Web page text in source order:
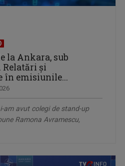
la Ankara, sub
şi
în emisiunile...
am avut colegi de stand-up
Ramona Avramescu,